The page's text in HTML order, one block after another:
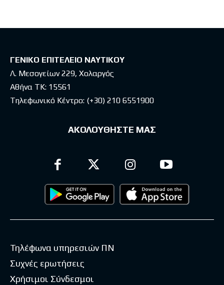
ΓΕΝΙΚΟ ΕΠΙΤΕΛΕΙΟ ΝΑΥΤΙΚΟΥ
Λ. Μεσογείων 229, Χολαργός
Αθήνα ΤΚ: 15561
Τηλεφωνικό Κέντρο: (+30) 210 6551900
ΑΚΟΛΟΥΘΗΣΤΕ ΜΑΣ
Τηλέφωνα υπηρεσιών ΠΝ
Συχνές ερωτήσεις
Χρήσιμοι Σύνδεσμοι